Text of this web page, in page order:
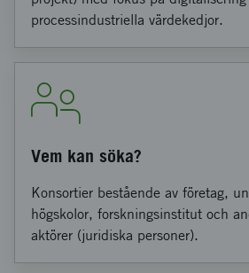
processindustriella värdekedjor.
Vem kan söka?
Konsortier bestående av företag,
högskolor, forskningsinstitut och
aktörer (juridiska personer).